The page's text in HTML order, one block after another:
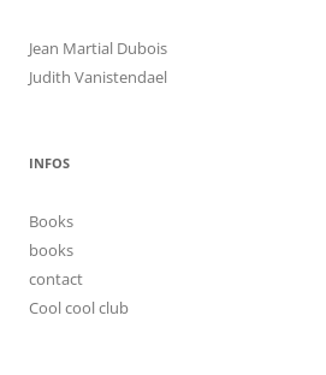
Jean Martial Dubois
Judith Vanistendael
INFOS
Books
books
contact
Cool cool club